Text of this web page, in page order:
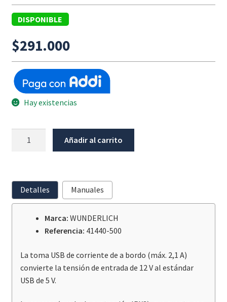
DISPONIBLE
$291.000
Hay existencias
Wunderlich
cantidad
Añadir al carrito
Detalles Manuales
Marca: WUNDERLICH
Referencia: 41440-500
La toma USB de corriente de a bordo (máx. 2,1 A)
convierte la tensión de entrada de 12 V al estándar
USB de 5 V.